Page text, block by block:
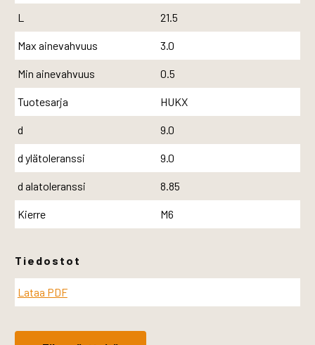
L 21.5
Max ainevahvuus 3.0
Min ainevahvuus 0.5
Tuotesarja HUKX
d 9.0
d ylätoleranssi 9.0
d alatoleranssi 8.85
Kierre M6
Tiedostot
Lataa PDF